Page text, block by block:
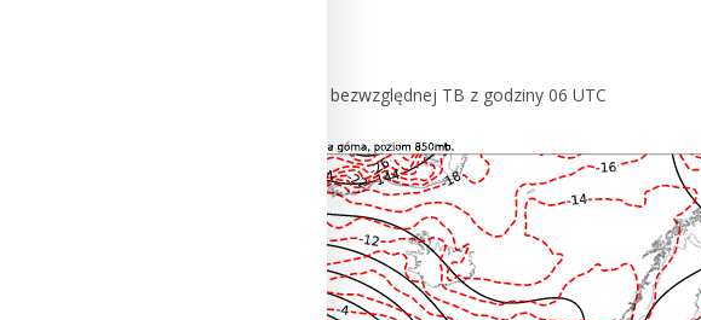
Mapy topografii barycznej bezwzględnej TB z godziny 06 UTC